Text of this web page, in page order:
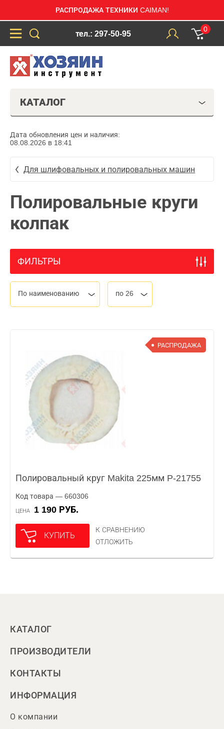
РАСПРОДАЖА ТЕХНИКИ CAIMAN!
тел.: 297-50-95
0
КАТАЛОГ
Дата обновления цен и наличия:
08.08.2026 в 18:41
Для шлифовальных и полировальных машин
Полировальные круги
колпак
ФИЛЬТРЫ
По наименованию по 26
РАСПРОДАЖА
Полировальный круг Makita 225мм P-21755
Код товара — 660306
ЦЕНА 1 190 РУБ.
КУПИТЬ
К СРАВНЕНИЮ
ОТЛОЖИТЬ
КАТАЛОГ
ПРОИЗВОДИТЕЛИ
КОНТАКТЫ
ИНФОРМАЦИЯ
О компании